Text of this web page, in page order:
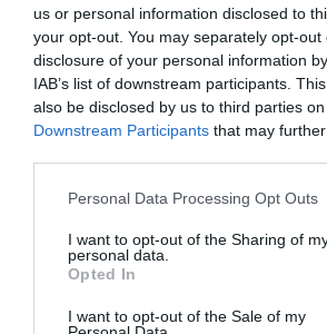
us or personal information disclosed to
your opt-out. You may separately opt-
disclosure of your personal information
IAB’s list of downstream participants.
also be disclosed by us to third parties
Downstream Participants that may
Personal Data Processing Opt Outs
I want to opt-out of the Sharing of
personal data.
Opted In
I want to opt-out of the Sale of my
Pour demander l’ISEE 2020, il
une CAF agréée avec le compte de
suffit d’apporter la Certification
soldes moyens des comptes
le relevé cadastral des propriétés
plaques d’immatriculation des
informations, les Centres
pourront effectuer la DSU